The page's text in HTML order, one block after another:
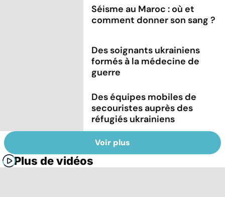
Séisme au Maroc : où et
comment donner son sang ?
Des soignants ukrainiens
formés à la médecine de
guerre
Des équipes mobiles de
secouristes auprès des
réfugiés ukrainiens
Voir plus
Plus de vidéos